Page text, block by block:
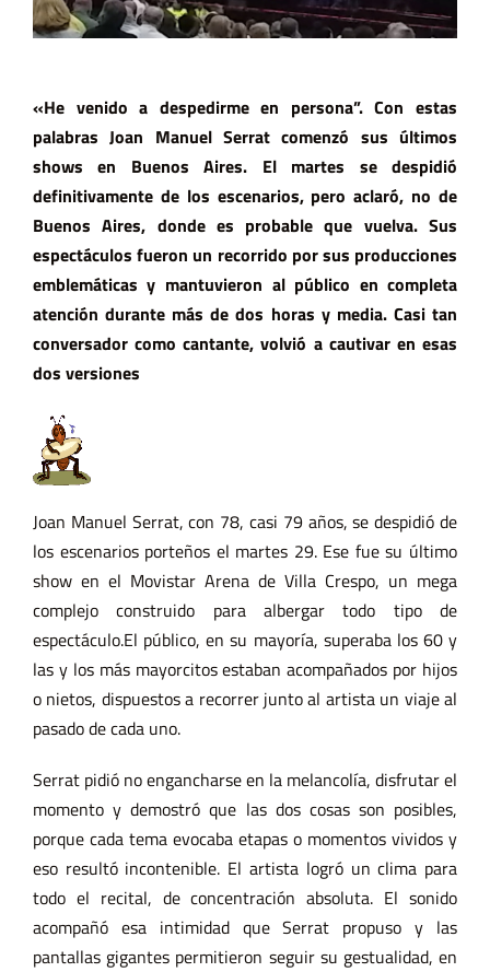
«He venido a despedirme en persona”. Con estas
palabras Joan Manuel Serrat comenzó sus últimos
shows en Buenos Aires. El martes se despidió
definitivamente de los escenarios, pero aclaró, no de
Buenos Aires, donde es probable que vuelva. Sus
espectáculos fueron un recorrido por sus producciones
emblemáticas y mantuvieron al público en completa
atención durante más de dos horas y media. Casi tan
conversador como cantante, volvió a cautivar en esas
dos versiones
Joan Manuel Serrat, con 78, casi 79 años, se despidió de
los escenarios porteños el martes 29. Ese fue su último
show en el Movistar Arena de Villa Crespo, un mega
complejo construido para albergar todo tipo de
espectáculo.El público, en su mayoría, superaba los 60 y
las y los más mayorcitos estaban acompañados por hijos
o nietos, dispuestos a recorrer junto al artista un viaje al
pasado de cada uno.
Serrat pidió no engancharse en la melancolía, disfrutar el
momento y demostró que las dos cosas son posibles,
porque cada tema evocaba etapas o momentos vividos y
eso resultó incontenible. El artista logró un clima para
todo el recital, de concentración absoluta. El sonido
acompañó esa intimidad que Serrat propuso y las
pantallas gigantes permitieron seguir su gestualidad, en